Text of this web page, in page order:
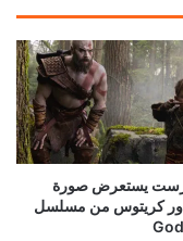
يستعرض صورة
كريتوس من مسلسل